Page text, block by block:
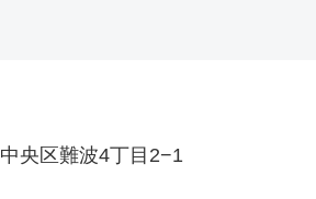
央区難波4丁目2−1